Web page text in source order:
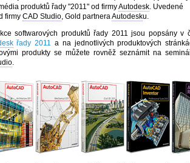
produktů řady "2011" od firmyAutodesk. Uvedené
firmy CAD Studio, Gold partneraAutodesku.
softwarových produktů řady 2011 jsou popsány v
řady 2011 a na jednotlivých produktových
produkty se můžete rovněž seznámit na
.